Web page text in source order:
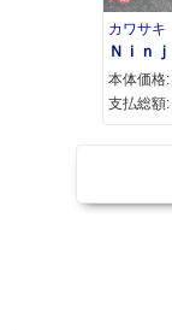
カワサキ
本体価格:
支払総額: